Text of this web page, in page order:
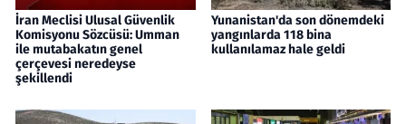
İran Meclisi Ulusal Güvenlik
Komisyonu Sözcüsü: Umman
ile mutabakatın genel
çerçevesi neredeyse
şekillendi
Yunanistan'da son dönemdeki
yangınlarda 118 bina
kullanılamaz hale geldi